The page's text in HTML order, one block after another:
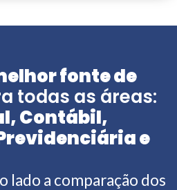
fonte de
todas as áreas:
Contábil,
e
lado a comparação dos